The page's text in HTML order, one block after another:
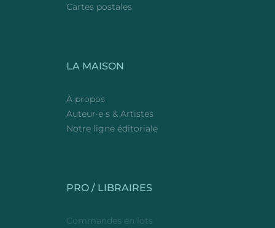
Cartes postales
LA MAISON
À propos
Auteur·e·s & Artistes
Notre ligne éditoriale
PRO / LIBRAIRES
Commandes en lots